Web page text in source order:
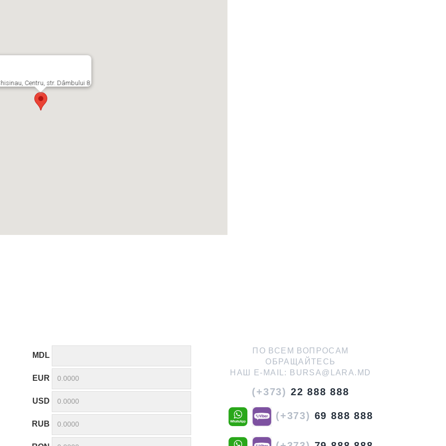
Centru, str. Dâmbului 8.
MDL
EUR
USD
RUB
ПО ВСЕМ ВОПРОСАМ
ОБРАЩАЙТЕСЬ
НАШ E-MAIL:
BURSA@LARA.MD
(+373) 22 888 888
(+373) 69 888 888